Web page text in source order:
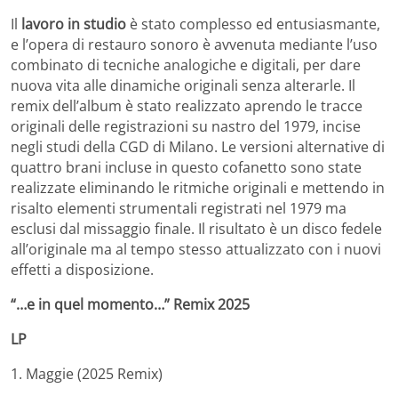
Il lavoro in studio è stato complesso ed entusiasmante,
e l’opera di restauro sonoro è avvenuta mediante l’uso
combinato di tecniche analogiche e digitali, per dare
nuova vita alle dinamiche originali senza alterarle. Il
remix dell’album è stato realizzato aprendo le tracce
originali delle registrazioni su nastro del 1979, incise
negli studi della CGD di Milano. Le versioni alternative di
quattro brani incluse in questo cofanetto sono state
realizzate eliminando le ritmiche originali e mettendo in
risalto elementi strumentali registrati nel 1979 ma
esclusi dal missaggio finale. Il risultato è un disco fedele
all’originale ma al tempo stesso attualizzato con i nuovi
effetti a disposizione.
“…e in quel momento…” Remix 2025
LP
1. Maggie (2025 Remix)